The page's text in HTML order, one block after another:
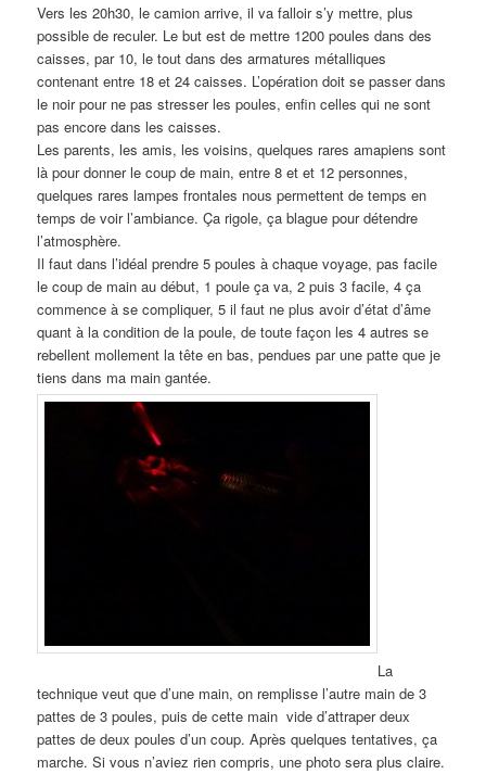
Vers les 20h30, le camion arrive, il va falloir s’y mettre, plus
possible de reculer. Le but est de mettre 1200 poules dans des
caisses, par 10, le tout dans des armatures métalliques
contenant entre 18 et 24 caisses. L’opération doit se passer dans
le noir pour ne pas stresser les poules, enfin celles qui ne sont
pas encore dans les caisses.
Les parents, les amis, les voisins, quelques rares amapiens sont
là pour donner le coup de main, entre 8 et et 12 personnes,
quelques rares lampes frontales nous permettent de temps en
temps de voir l’ambiance. Ça rigole, ça blague pour détendre
l’atmosphère.
Il faut dans l’idéal prendre 5 poules à chaque voyage, pas facile
le coup de main au début, 1 poule ça va, 2 puis 3 facile, 4 ça
commence à se compliquer, 5 il faut ne plus avoir d’état d’âme
quant à la condition de la poule, de toute façon les 4 autres se
rebellent mollement la tête en bas, pendues par une patte que je
tiens dans ma main gantée.
La
technique veut que d’une main, on remplisse l’autre main de 3
pattes de 3 poules, puis de cette main vide d’attraper deux
pattes de deux poules d’un coup. Après quelques tentatives, ça
marche. Si vous n’aviez rien compris, une photo sera plus claire.